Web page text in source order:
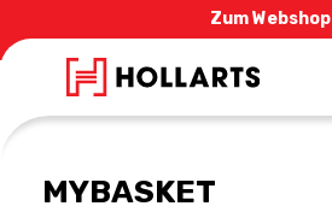
Zum Webshop
MYBASKET